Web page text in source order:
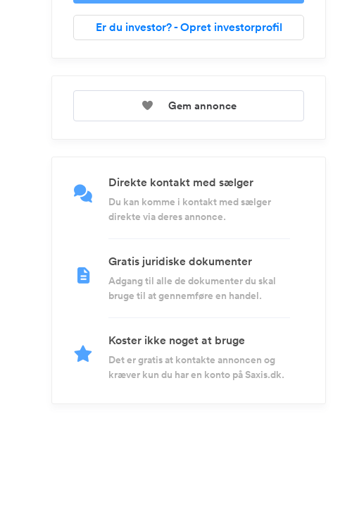
Er du investor? - Opret investorprofil
Gem annonce
Direkte kontakt med sælger
Du kan komme i kontakt med sælger
direkte via deres annonce.
Gratis juridiske dokumenter
Adgang til alle de dokumenter du skal
bruge til at gennemføre en handel.
Koster ikke noget at bruge
Det er gratis at kontakte annoncen og
kræver kun du har en konto på Saxis.dk.